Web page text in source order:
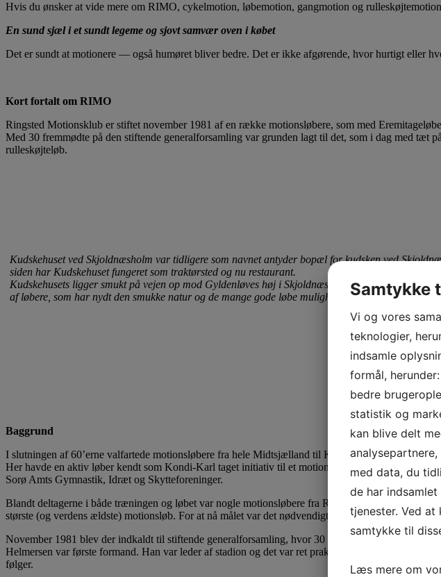
Hvis du ønsker at vide mere om RIMO, cykelmotion, løbemotion, gangmotion og
En sund sjæl i et sundt legeme og sjovt samvær oven i købet
Det er sundt at motionere — også humøret bliver bedre. Det er ikke afgørende, hvor hurtigt eller
Kort fortalt om RIMO
Ringsted Motionsklub er stiftet november 1981 af en række motionsløbere, som med
Med 30 fremmødte på den stiftende generalforsamling var grunden lagt til det, som i dag med tæt
rulleskøjteløb.
Kudskehuset ved Skjoldnæsholm var tidligere som navnet antyder bopæl for kudsken ved
siden har Kudskehuset fungeret som traktørsted og nu restaurant.
Kudskehusets ligger smukt på vejen op mod Gyldenløves høj i Skjoldnæsholmskovene og
af løbere, som har nydt den smukke natur og de mange gode løbe muligheder.
Baggrund
I slutningen af 60’erne valfartede motionsløbere fra hele Midtsjælland til Kudskehuset hver søndag
Her havde en aktiv løber kendt som Kondi-Karl taget initiativ til et motionsløb i
Sorø Amts Gymnastik, Idræt og Skytteforeninger.
Blandt deltagerne i både træningen og løbet var nogle motionsløbere fra Ringsted med
største (og verdens ældste) motionsløb. For at nå målet var det nødvendigt med mere træning end
November 1981 blev der indkaldt til stiftende generalforsamling, hvor 30 motionister kunne
Helmersen var første formand. Han var leder af stadion og det var ret praktisk, når man nu
følger.
Samtykke
Vi og vores
teknologier,
indsamle
formål,
bedre
statistik og
kan blive delt
med data, du
de har
tjenester. Ved at
samtykke til
Læs mere om